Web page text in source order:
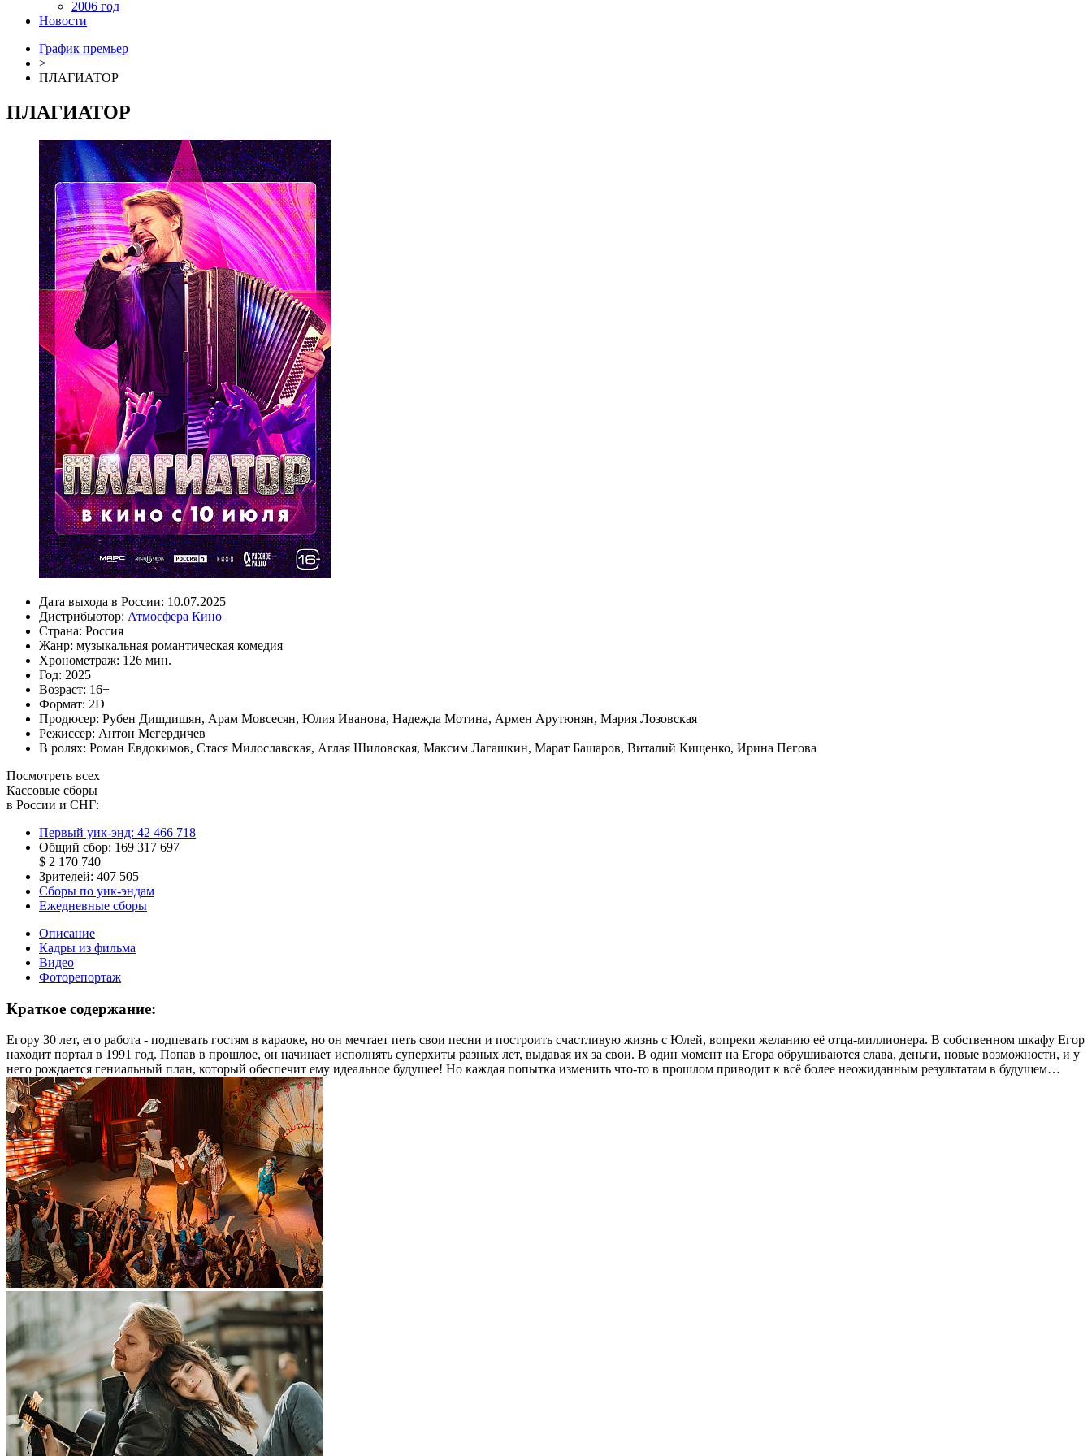
2006 год
Новости
График премьер
>
ПЛАГИАТОР
ПЛАГИАТОР
Дата выхода в России: 10.07.2025
Дистрибьютор: Атмосфера Кино
Страна: Россия
Жанр: музыкальная романтическая комедия
Хронометраж: 126 мин.
Год: 2025
Возраст: 16+
Формат: 2D
Продюсер: Рубен Дишдишян, Арам Мовсесян, Юлия Иванова, Надежда Мотина, Армен Арутюнян, Мария Лозовская
Режиссер: Антон Мегердичев
В ролях: Роман Евдокимов, Стася Милославская, Аглая Шиловская, Максим Лагашкин, Марат Башаров, Виталий Кищенко, Ирина Пегова
Посмотреть всех
Кассовые сборы
в России и СНГ:
Первый уик-энд: 42 466 718
Общий сбор: 169 317 697
$ 2 170 740
Зрителей: 407 505
Сборы по уик-эндам
Ежедневные сборы
Описание
Кадры из фильма
Видео
Фоторепортаж
Краткое содержание:
Егору 30 лет, его работа - подпевать гостям в караоке, но он мечтает петь свои песни и построить счастливую жизнь с Юлей, вопреки желанию её отца-миллионера. В собственном шкафу Егор
находит портал в 1991 год. Попав в прошлое, он начинает исполнять суперхиты разных лет, выдавая их за свои. В один момент на Егора обрушиваются слава, деньги, новые возможности, и у
него рождается гениальный план, который обеспечит ему идеальное будущее! Но каждая попытка изменить что-то в прошлом приводит к всё более неожиданным результатам в будущем…